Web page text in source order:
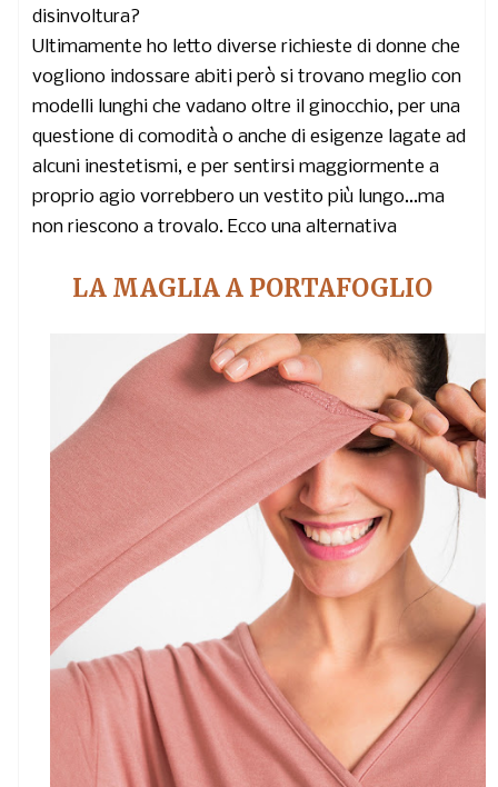
disinvoltura?
Ultimamente ho letto diverse richieste di donne che
vogliono indossare abiti però si trovano meglio con
modelli lunghi che vadano oltre il ginocchio, per una
questione di comodità o anche di esigenze lagate ad
alcuni inestetismi, e per sentirsi maggiormente a
proprio agio vorrebbero un vestito più lungo...ma
non riescono a trovalo. Ecco una alternativa
LA MAGLIA A PORTAFOGLIO